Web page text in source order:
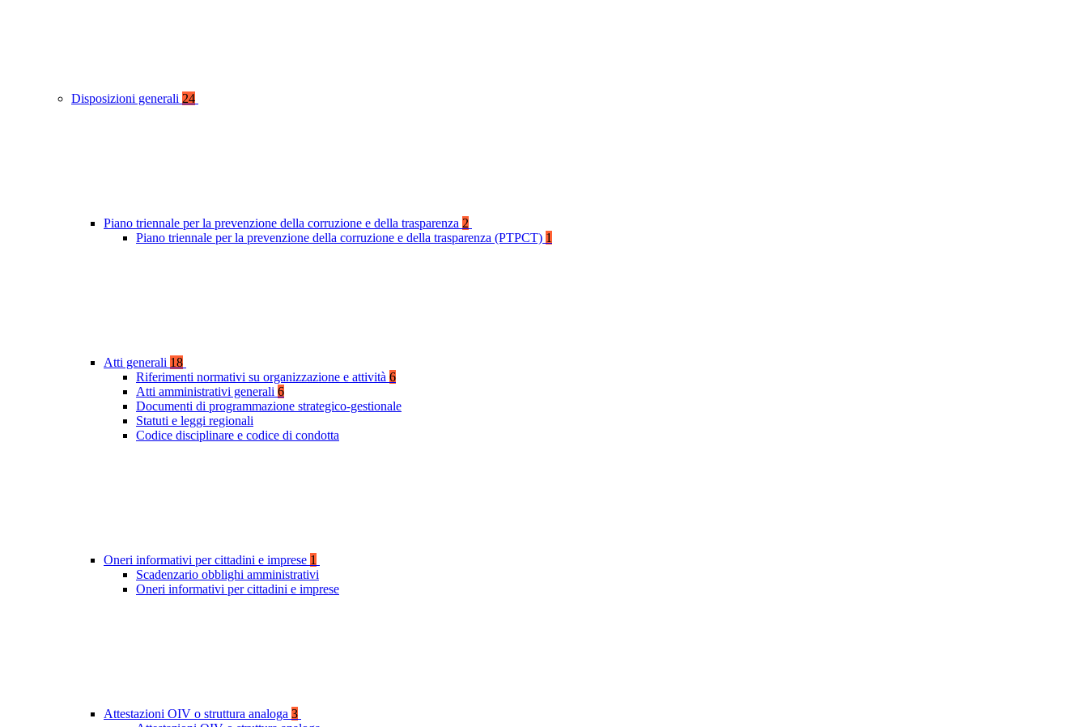
Disposizioni generali 24
Piano triennale per la prevenzione della corruzione e della trasparenza 2
Piano triennale per la prevenzione della corruzione e della trasparenza (PTPCT) 1
Atti generali 18
Riferimenti normativi su organizzazione e attività 6
Atti amministrativi generali 6
Documenti di programmazione strategico-gestionale
Statuti e leggi regionali
Codice disciplinare e codice di condotta
Oneri informativi per cittadini e imprese 1
Scadenzario obblighi amministrativi
Oneri informativi per cittadini e imprese
Attestazioni OIV o struttura analoga 3